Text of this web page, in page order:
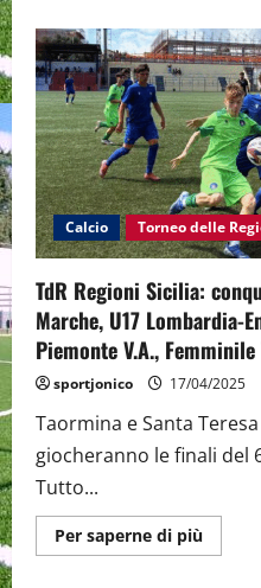
delle
Regioni
eSport
2025:
trionfa
a
Calcio Torneo delle
TdR Regioni Sicilia:
Marche, U17 Lombardia-
Piemonte V.A.,
sportjonico 17/04/2025
Taormina e Santa
giocheranno le finali del
Tutto...
Per saperne di piùMaggiori